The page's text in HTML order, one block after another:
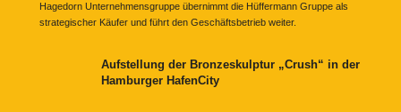
Hagedorn Unternehmensgruppe übernimmt die Hüffermann Gruppe als
strategischer Käufer und führt den Geschäftsbetrieb weiter.
Aufstellung der Bronzeskulptur „Crush“ in der
Hamburger HafenCity